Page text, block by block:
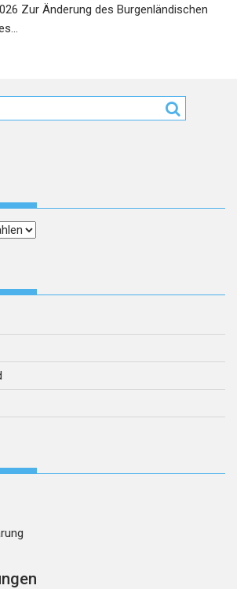
Zur Änderung des Burgenländischen